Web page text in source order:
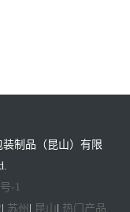
装制品（昆山）有限
-1
苏州 昆山 热门产品